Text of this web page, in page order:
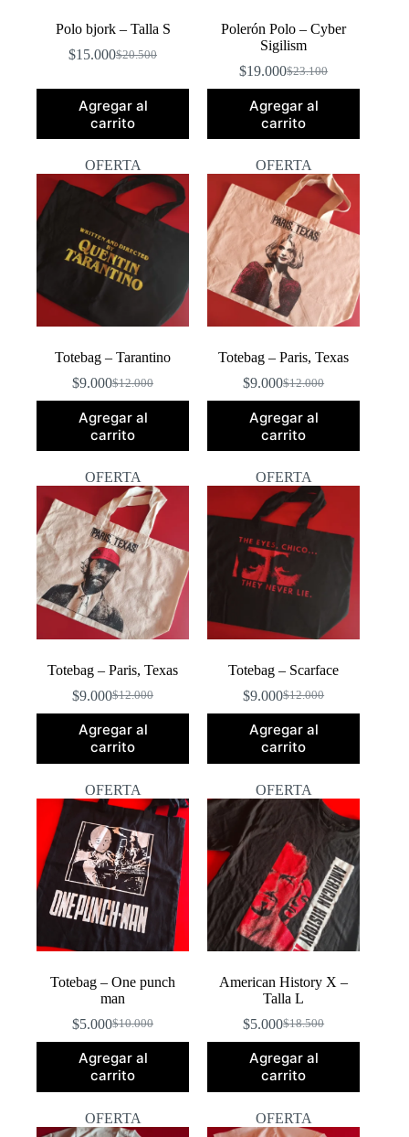
Polo bjork – Talla S
$20.500
El
era:
$20.500.
$15.000El
es:
$15.000.
Agregar al
carrito
Polerón Polo – Cyber
Sigilism
$23.100
El
original
era:
$23.100.
$19.000El
actual
es:
$19.000.
Agregar al
carrito
OFERTA
Totebag – Tarantino
$12.000
El
original
era:
$12.000.
$9.000El
actual
es:
$9.000.
Agregar al
carrito
OFERTA
Totebag – Paris, Texas
$12.000
El
original
era:
$12.000.
$9.000El
actual
es:
$9.000.
Agregar al
carrito
OFERTA
Totebag – Paris, Texas
$12.000
El
precio
original
era:
$12.000.
$9.000El
precio
actual
es:
$9.000.
Agregar al
carrito
OFERTA
Totebag – Scarface
$12.000
El
precio
original
era:
$12.000.
$9.000El
precio
actual
es:
$9.000.
Agregar al
carrito
OFERTA
Totebag – One punch
man
$10.000
El
precio
original
era:
$10.000.
$5.000El
precio
actual
es:
$5.000.
Agregar al
carrito
OFERTA
American History X –
Talla L
$18.500
El
precio
original
era:
$18.500.
$5.000El
precio
actual
es:
$5.000.
Agregar al
carrito
OFERTA OFERTA